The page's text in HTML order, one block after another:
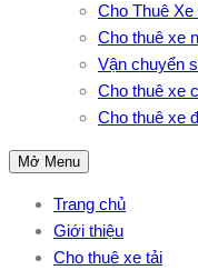
Cho Thuê
Cho thuê xe
Vận chuyển
Cho thuê xe
Cho thuê xe
Mở Menu
Trang chủ
Giới thiệu
Cho thuê xe tải